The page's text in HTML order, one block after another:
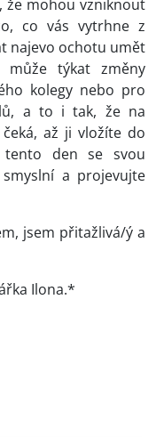
že mohou vzniknout
co vás vytrhne z
najevo ochotu umět
týkat změny
kolegy nebo pro
a to i tak, že na
až ji vložíte do
tento den se svou
a projevujte
jsem přitažlivá/ý a
Ilona.*